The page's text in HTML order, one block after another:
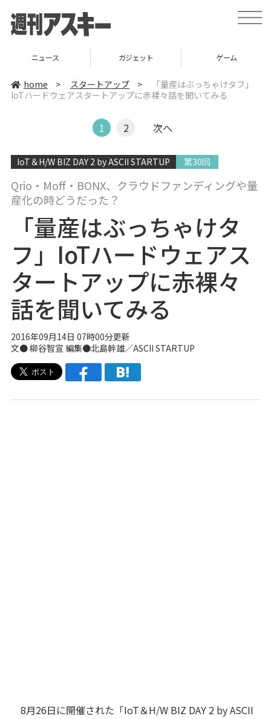
t
o
ニュース ガジェット ゲーム
home > スタートアップ >
「量産はぶっちゃけタフ」
IoTハードウェアスタートアップに赤裸々話を聞いてみる
1 2 次へ
IoT＆H/W BIZ DAY 2 by ASCII STARTUP 第30回
Qrio・Moff・BONX、クラウドファンディングや量
産化の時どうだった？
「量産はぶっちゃけタ
フ」IoTハードウェアス
タートアップに赤裸々
話を聞いてみる
2016年09月14日 07時00分更新
文● 柳谷智宣 編集●北島幹雄／ASCII STARTUP
8月26日に開催された「IoT＆H/W BIZ DAY 2 by ASCII